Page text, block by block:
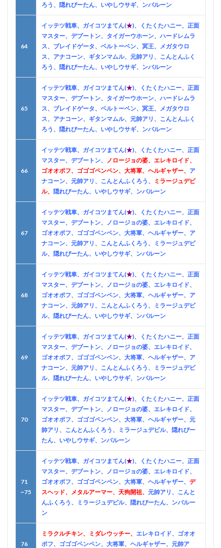
ろう、隠れぴーたん、いやしウサギ、ンバルーン
64
イッテツ戦車、ガイコツまてん(★)、くたくたハニー、正面
マスター、デブートン、タイガーウホーン、ハードレムラ
ス、ブレイドゲータ、ベルトーベン、冥王、メガタウロ
ス、アナコーン、ギタンマムル、元帥アリ、こんとんふく
ろう、隠れぴーたん、いやしウサギ、ンバルーン
65
イッテツ戦車、ガイコツまてん(★)、くたくたハニー、正面
マスター、デブートン、タイガーウホーン、ハードレムラ
ス、ブレイドゲータ、ベルトーベン、冥王、メガタウロ
ス、アナコーン、ギタンマムル、元帥アリ、こんとんふく
ろう、隠れぴーたん、いやしウサギ、ンバルーン
66
イッテツ戦車、ガイコツまてん(★)、くたくたハニー、正面
マスター、デブートン、 ノロージョの婆、エレキロイド、
ゴオオポフ、ゴゴゴペンペン、大将軍、ヘルギャザー、 ア
ナコーン、元帥アリ、こんとんふくろう、
ミラージュデビ
ル、 隠れぴーたん、いやしウサギ、ンバルーン
67
イッテツ戦車、ガイコツまてん(★)、くたくたハニー、正面
マスター、デブートン、ノロージョの婆、エレキロイド、
ゴオオポフ、ゴゴゴペンペン、大将軍、ヘルギャザー、ア
ナコーン、元帥アリ、こんとんふくろう、ミラージュデビ
ル、隠れぴーたん、いやしウサギ、ンバルーン
68
イッテツ戦車、ガイコツまてん(★)、くたくたハニー、正面
マスター、デブートン、ノロージョの婆、エレキロイド、
ゴオオポフ、ゴゴゴペンペン、大将軍、ヘルギャザー、ア
ナコーン、元帥アリ、こんとんふくろう、ミラージュデビ
ル、隠れぴーたん、いやしウサギ、ンバルーン
69
イッテツ戦車、ガイコツまてん(★)、くたくたハニー、正面
マスター、デブートン、ノロージョの婆、エレキロイド、
ゴオオポフ、ゴゴゴペンペン、大将軍、ヘルギャザー、ア
ナコーン、元帥アリ、こんとんふくろう、ミラージュデビ
ル、隠れぴーたん、いやしウサギ、ンバルーン
70
イッテツ戦車、ガイコツまてん(★)、くたくたハニー、正面
マスター、デブートン、ノロージョの婆、エレキロイド、
ゴオオポフ、ゴゴゴペンペン、大将軍、ヘルギャザー、元
帥アリ、こんとんふくろう、ミラージュデビル、隠れぴー
たん、いやしウサギ、ンバルーン
71
~75
イッテツ戦車、ガイコツまてん(★)、くたくたハニー、正面
マスター、デブートン、ノロージョの婆、エレキロイド、
ゴオオポフ、ゴゴゴペンペン、大将軍、ヘルギャザー、 デ
スヘッド、メタルアーマー、天狗開祖、 元帥アリ、こんと
んふくろう、ミラージュデビル、隠れぴーたん、ンバルー
ン
76
ミラクルチキン、ミダレウッチー、 エレキロイド、ゴオオ
ポフ、ゴゴゴペンペン、大将軍、ヘルギャザー、元帥ア